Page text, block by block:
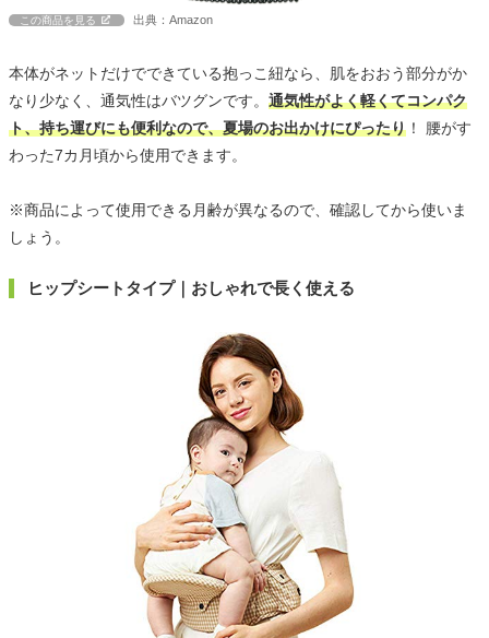
この商品を見る 出典：Amazon
本体がネットだけでできている抱っこ紐なら、肌をおおう部分がか
なり少なく、通気性はバツグンです。 通気性がよく軽くてコンパク
ト、持ち運びにも便利なので、夏場のお出かけにぴったり ！ 腰がす
わった7カ月頃から使用できます。
※商品によって使用できる月齢が異なるので、確認してから使いま
しょう。
ヒップシートタイプ｜おしゃれで長く使える